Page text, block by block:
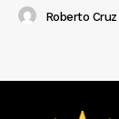
Roberto Cruz